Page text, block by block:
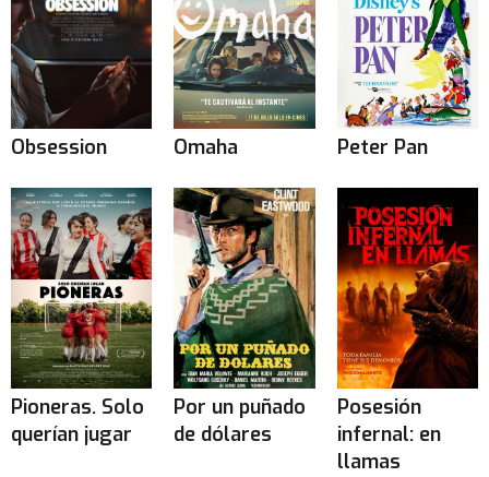
Obsession Omaha Peter Pan
Pioneras. Solo
querían jugar
Por un puñado
de dólares
Posesión
infernal: en
llamas